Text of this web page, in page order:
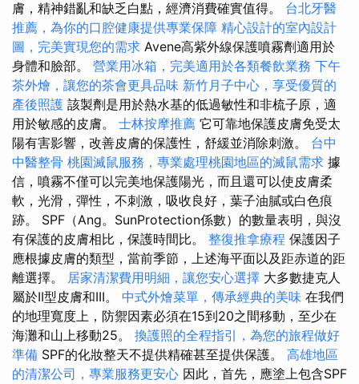
膚，精神錯亂和缺乏白點，經濟消費確實值得。 台北牙醫
推薦，為你的口腔健康提供專業保障 精心設計的室內設計
圖，完美實現您的需求 Avene高紫外線保護噴霧劑適用於
身體和臉部。 營業用冰箱，完美適用於各類餐飲業務 下午
茶外燴，讓您的茶會更具品味 新竹月子中心，享受優質的
產後照護 該製劑是用於熱水基的低過敏性和非梳子原，適
用於敏感的皮膚。 士林按摩推薦 它可靠地保護皮膚免受太
陽有害影響，改善皮膚的保護性，舒緩並消除刺激。 台中
中醫整骨 桃園滅鼠服務，專業處理桃園地區的滅鼠需求 據
信，噴霧不僅可以完美地保護陽光，而且還可以使皮膚柔
軟，光滑，彈性，不刺激，吸收良好，葉子油膩或白色痕
跡。 SPF（Ang。SunProtection係數）的數量表明，與沒
有保護的皮膚相比，保護時間比。 整復推拿療程 保護因子
應根據皮膚的類型，當前季節，上述海平面以及距赤道的距
離選擇。 居家清潔費用明細，讓您安心選擇 大多數捷克人
屬於II型皮膚和III。 中式外燴菜單，傳承經典的美味 在我們
的地理寬度上，防禦因素必須在15到20之間移動，至少在
海灘和山上移動25。 換護照的全程指引，為您的旅程做好
準備 SPF的化妝整天不提供精確甚至提供保護。 高雄地區
的清潔公司，專業服務更安心 因此，首先，應塗上包含SPF